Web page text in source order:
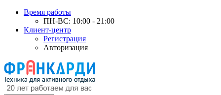
Время работы
ПН-ВС: 10:00 - 21:00
Клиент-центр
Регистрация
Авторизация